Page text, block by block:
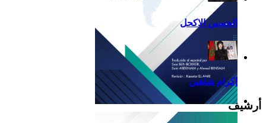
Reflexiones
الحسين الاكحل
إكرام شاهين
أرشيف